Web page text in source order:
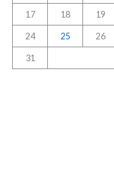
17 18 19
24 25 26
31